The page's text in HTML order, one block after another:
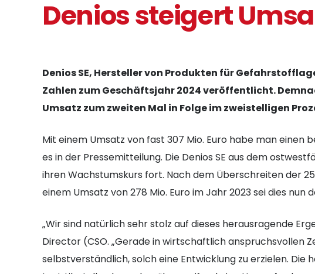
Denios steigert
Denios SE, Hersteller von Produkten für
Zahlen zum Geschäftsjahr 2024 veröffentlicht.
Umsatz zum zweiten Mal in Folge im zweistelligen
Mit einem Umsatz von fast 307 Mio. Euro habe man einen
es in der Pressemitteilung. Die Denios SE aus dem
ihren Wachstumskurs fort. Nach dem Überschreiten der
einem Umsatz von 278 Mio. Euro im Jahr 2023 sei dies nun
„Wir sind natürlich sehr stolz auf dieses herausragende
Director (CSO. „Gerade in wirtschaftlich anspruchsvollen
selbstverständlich, solch eine Entwicklung zu erzielen. Die